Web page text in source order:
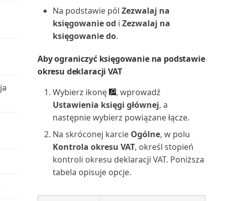
Zmienianie ustawień
podstawowych dla bieżącego ...
funkcji
Znajdowanie powiązanych
zapisów dla dokumentów
Znajdowanie stron i raportów za
pomocą Eksplora...
Podsumowanie odroczeń:
Sprzedaż (raport)
Podsumowanie odroczeń K/G
(raport)
Podsumowanie odroczeń
zakupów (raport)
Pojemnik korygujący magazynu
(raport)
Porównanie sald: poprzedni rok
(raport)
Na podstawie pól Zezwalaj na
księgowanie od i Zezwalaj na
księgowanie do.
Aby ograniczyć księgowanie na podstawie
okresu deklaracji VAT
Wybierz ikonę
, wprowadź
Ustawienia księgi głównej, a
następnie wybierz powiązane łącze.
Na skróconej karcie Ogólne, w polu
Kontrola okresu VAT, określ stopień
kontroli okresu deklaracji VAT. Poniższa
tabela opisuje opcje.